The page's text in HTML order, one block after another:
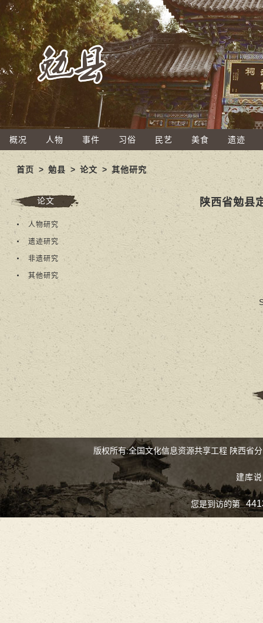
概况 人物 事件 习俗 民艺 美食 遗迹
首页 >勉县 > 论文 > 其他研究
论文
人物研究
遗迹研究
非遗研究
其他研究
陕西省勉县
版权所有:全国文化信息资源共享工程 陕西省
建库
您是到访的第